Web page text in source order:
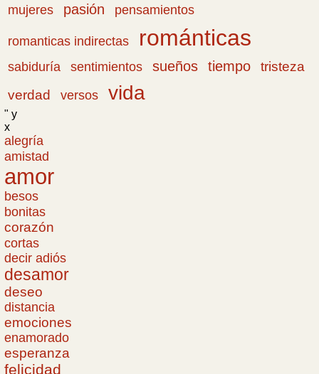
mujeres
pasión pensamientos
romanticas indirectas románticas
sabiduría sentimientos sueños tiempo
tristeza
verdad
versos vida
" y
x
alegría
amistad
amor
besos
bonitas
corazón
cortas
decir adiós
desamor
deseo
distancia
emociones
enamorado
esperanza
felicidad